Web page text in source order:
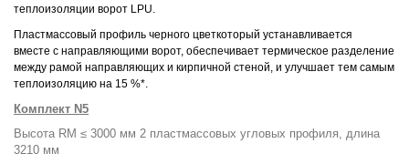
теплоизоляции ворот LPU.
Пластмассовый профиль черного цветкоторый устанавливается
вместе с направляющими ворот, обеспечивает термическое разделение
между рамой направляющих и кирпичной стеной, и улучшает тем самым
теплоизоляцию на 15 %*.
Комплект N5
Высота RM ≤ 3000 мм 2 пластмассовых угловых профиля, длина
3210 мм